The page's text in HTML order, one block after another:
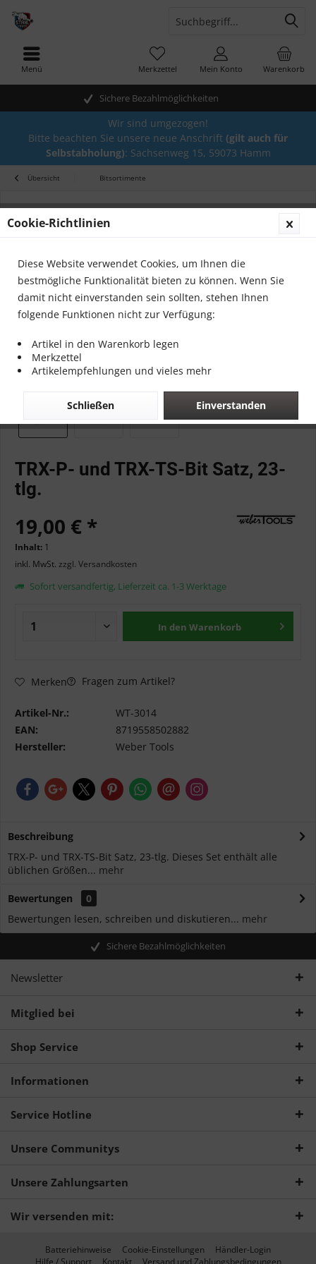
Sichere Bezahlmöglichkeiten
Warenkorb
Merkzettel Mein Konto
Menü
Wir sind umgezogen!
Bitte beachten Sie unsere neue Anschrift (gilt auch für
Selbstabholung): Sachsenweg 15, 59073 Hamm
Übersicht Bitsortimente
TRX-P- und TRX-TS-Bit Satz, 23-
tlg.
19,00 € *
Inhalt: 1
inkl. MwSt. zzgl. Versandkosten
Sofort versandfertig, Lieferzeit ca. 1-3 Werktage
In den Warenkorb
Merken Fragen zum Artikel?
Artikel-Nr.:
WT-3014
EAN:
8719558502882
Hersteller:
Weber Tools
Beschreibung
TRX-P- und TRX-TS-Bit Satz, 23-tlg. Dieses Set enthält alle
üblichen Größen... mehr
Bewertungen
0
Bewertungen lesen, schreiben und diskutieren... mehr
Sichere Bezahlmöglichkeiten
Newsletter
Mitglied bei
Shop Service
Informationen
Service Hotline
Unsere Communitys
Unsere Zahlungsarten
Wir versenden mit:
Batteriehinweise Cookie-Einstellungen
Händler-Login
Hilfe / Support
Kontakt Versand und Zahlungsbedingungen
Cookie-Richtlinien
Diese Website verwendet Cookies, um Ihnen die
bestmögliche Funktionalität bieten zu können. Wenn Sie
damit nicht einverstanden sein sollten, stehen Ihnen
folgende Funktionen nicht zur Verfügung:
Artikel in den Warenkorb legen
Merkzettel
Artikelempfehlungen und vieles mehr
Einverstanden
Schließen